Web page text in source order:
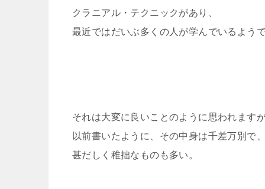
クラニアル・テクニックがあり、
最近ではだいぶ多くの人が学んでいるようで
それは大変に良いことのように思われますが
以前書いたように、その中身は千差万別で、
甚だしく稚拙なものも多い。